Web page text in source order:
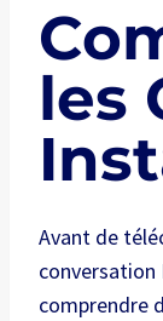
les
Avant de
comprendre